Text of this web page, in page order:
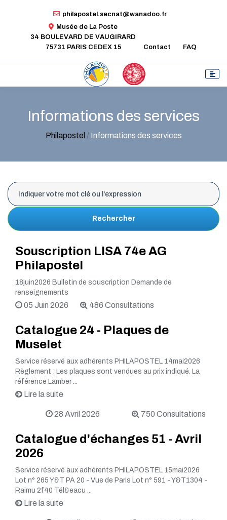
philapostel.secnat@wanadoo.fr
Musée de La Poste
34 BOULEVARD DE VAUGIRARD
75731 PARIS CEDEX 15
Contact FAQ
Informations des services
Philapostel / Informations des services
Rechercher
Souscription LISA 74e AG
Philapostel
18juin2026 Bulletin de souscription Demande de
renseignements
05 Juin 2026 486 Consultations
Catalogue 24 - Plaques de
Muselet
Service réservé aux adhérents PHILAPOSTEL 14mai2026
Règlement : Les plaques sont vendues au prix indiqué. La
référence Lamber ...
Lire la suite
28 Avril 2026 750 Consultations
Catalogue d'échanges 51 - Avril
2026
Service réservé aux adhérents PHILAPOSTEL 15mai2026
Lot n° 265 Y&T PA 20 - Vue de Paris Lot n° 591 - Y&T1304 -
Raimu 2f40 Tél&eacu ...
Lire la suite